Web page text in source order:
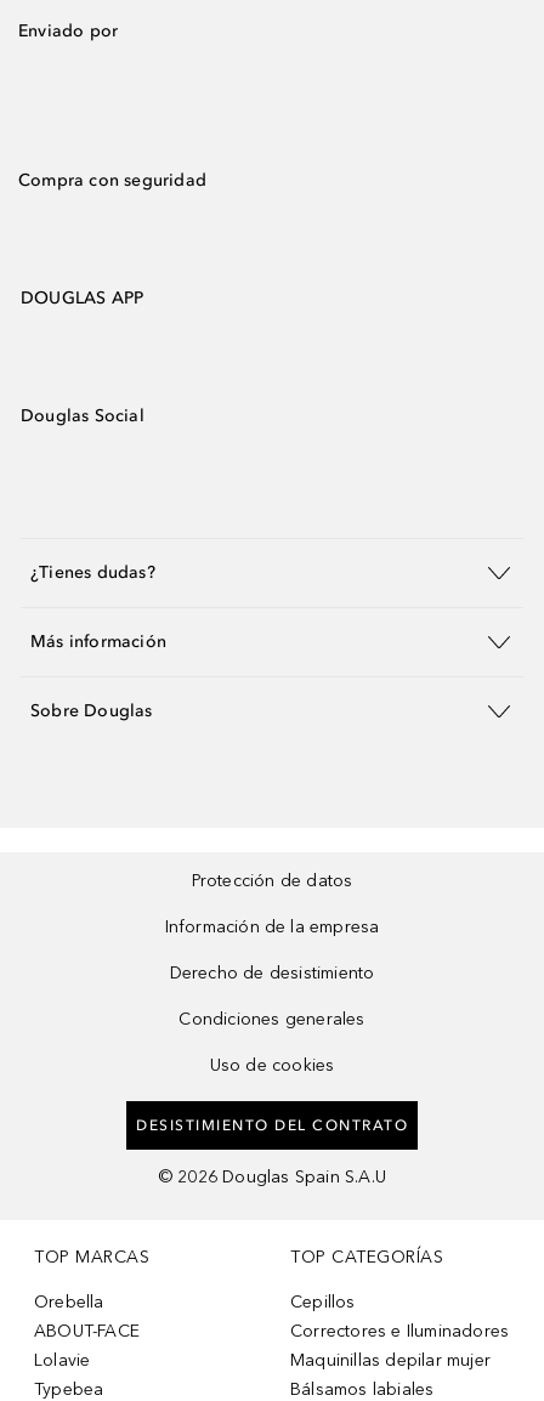
Enviado por
Compra con seguridad
DOUGLAS APP
Douglas Social
¿Tienes dudas?
Más información
Sobre Douglas
Protección de datos
Información de la empresa
Derecho de desistimiento
Condiciones generales
Uso de cookies
DESISTIMIENTO DEL CONTRATO
© 2026 Douglas Spain S.A.U
TOP MARCAS
Orebella
ABOUT-FACE
Lolavie
Typebea
TOP CATEGORÍAS
Cepillos
Correctores e Iluminadores
Maquinillas depilar mujer
Bálsamos labiales